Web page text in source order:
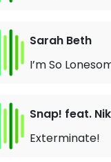
Sarah Beth
I’m So
Snap! feat.
Exterminate!